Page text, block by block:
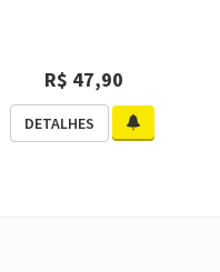
R$ 47,90
DETALHES